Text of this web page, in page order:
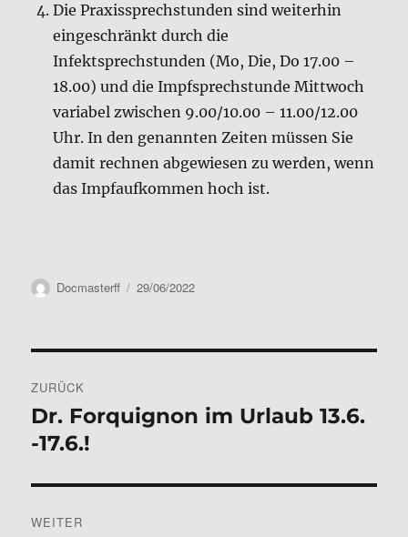
Die Praxissprechstunden sind weiterhin
eingeschränkt durch die
Infektsprechstunden (Mo, Die, Do 17.00 –
18.00) und die Impfsprechstunde Mittwoch
variabel zwischen 9.00/10.00 – 11.00/12.00
Uhr. In den genannten Zeiten müssen Sie
damit rechnen abgewiesen zu werden, wenn
das Impfaufkommen hoch ist.
Autor
Docmasterff
Veröffentlicht
29/06/2022
ZURÜCK
Vorheriger
Beitrag:
Dr. Forquignon im Urlaub 13.6.
-17.6.!
WEITER